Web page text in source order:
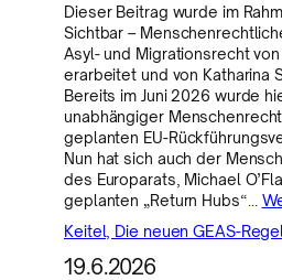
Dieser Beitrag wurde im
Sichtbar –
Asyl- und Migrationsrecht
erarbeitet und von Katharina
Bereits im Juni 2026 wurde
unabhängiger
geplanten EU-
Nun hat sich auch der
des Europarats, Michael
geplanten „Return Hubs“…
Keitel, Die neuen GEAS-
19.6.2026